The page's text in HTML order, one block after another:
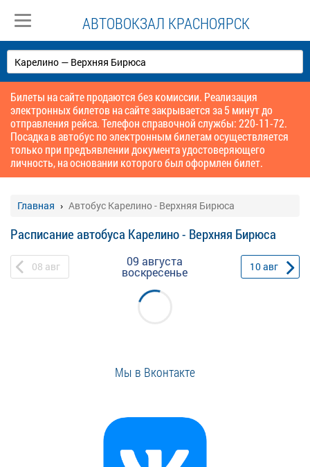
АВТОВОКЗАЛ КРАСНОЯРСК
Билеты на сайте продаются без комиссии. Реализация
электронных билетов на сайте закрывается за 5 минут до
отправления рейса. Телефон справочной службы: 220-11-72.
Посадка в автобус по электронным билетам осуществляется
только при предъявлении документа удостоверяющего
личность, на основании которого был оформлен билет.
Главная Автобус Карелино - Верхняя Бирюса
Расписание автобуса Карелино - Верхняя Бирюса
08 авг 09 августа
воскресенье 10авг
Мы в Вконтакте